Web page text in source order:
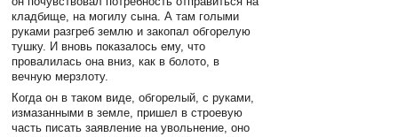
кладбище, на могилу сына. А там голыми
руками разгреб землю и закопал обгорелую
тушку. И вновь показалось ему, что
провалилась она вниз, как в болото, в
вечную мерзлоту.
Когда он в таком виде, обгорелый, с руками,
измазанными в земле, пришел в строевую
часть писать заявление на увольнение, оно